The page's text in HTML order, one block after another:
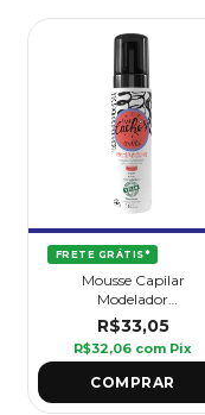
FRETE GRÁTIS*
Mousse Capilar
Modelador
Multifuncional Amo
Cachos 180 ml - Griffus
R$33,05
R$32,06 com Pix